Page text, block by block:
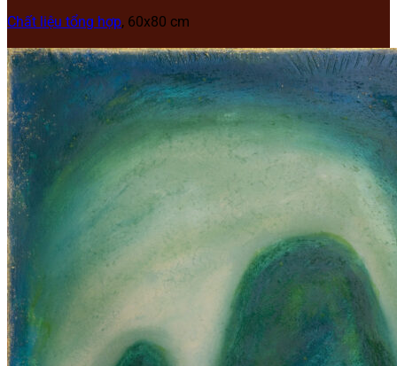
Chất liệu tổng hợp, 60x80 cm